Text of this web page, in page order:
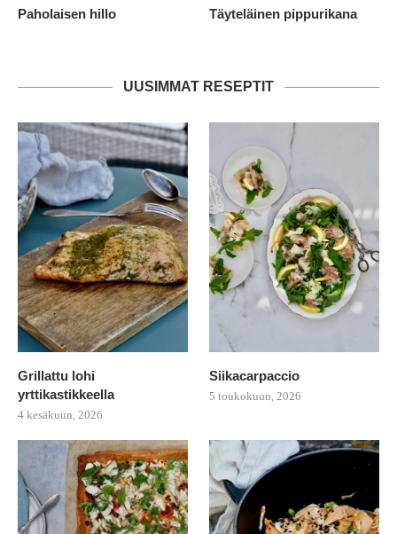
Paholaisen hillo Täyteläinen pippurikana
UUSIMMAT RESEPTIT
Grillattu lohi
yrttikastikkeella
4 kesäkuun, 2026
Siikacarpaccio
5 toukokuun, 2026